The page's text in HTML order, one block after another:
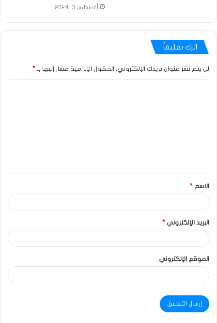
أغسطس 3, 2024
اترك تعليقاً
لن يتم نشر عنوان بريدك الإلكتروني. الحقول الإلزامية مشار إليها بـ *
الاسم *
البريد الإلكتروني *
الموقع الإلكتروني